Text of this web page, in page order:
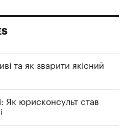
та як зварити якісний
Як юрисконсульт став